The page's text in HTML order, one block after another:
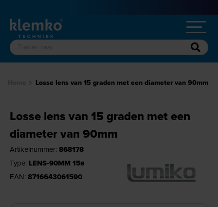
Losse lens van 15 graden met een diameter van 90mm
Losse lens van 15 graden met een
diameter van 90mm
Artikelnummer: 868178
Type: LENS-90MM 15ø
EAN: 8716643061590